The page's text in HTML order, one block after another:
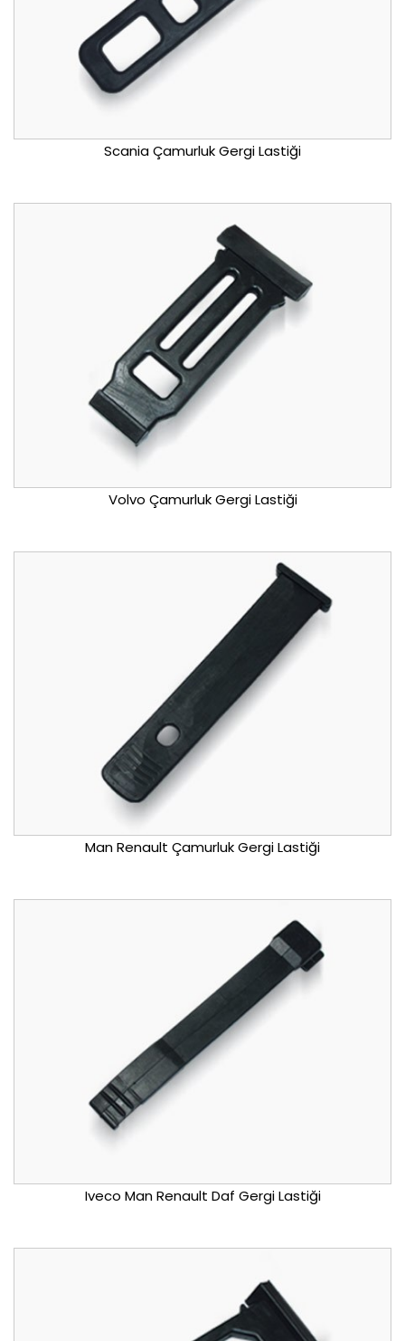
Scania Çamurluk Gergi Lastiği
Volvo Çamurluk Gergi Lastiği
Man Renault Çamurluk Gergi Lastiği
Iveco Man Renault Daf Gergi Lastiği